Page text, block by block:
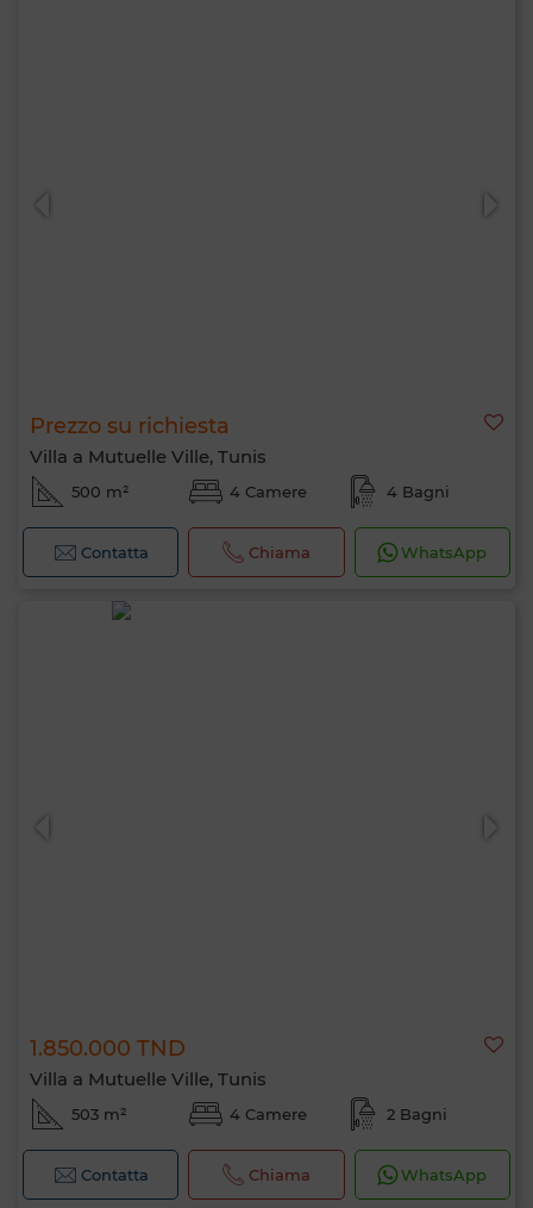
Prezzo su richiesta
Villa a Mutuelle Ville, Tunis
500 m² 4 Camere 4 Bagni
Contatta Chiama WhatsApp
1.850.000 TND
Villa a Mutuelle Ville, Tunis
503 m² 4 Camere 2 Bagni
Contatta Chiama WhatsApp